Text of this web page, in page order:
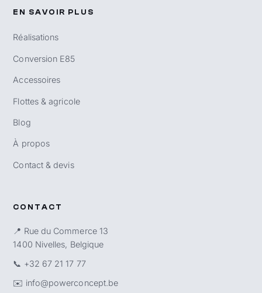
EN SAVOIR PLUS
Réalisations
Conversion E85
Accessoires
Flottes & agricole
Blog
À propos
Contact & devis
CONTACT
📍 Rue du Commerce 13
1400 Nivelles, Belgique
📞 +32 67 21 17 77
✉️ info@powerconcept.be